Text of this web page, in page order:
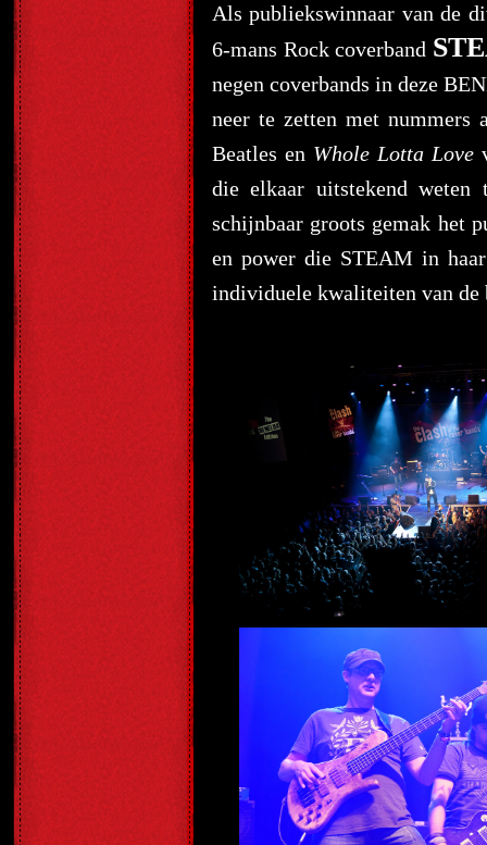
Als publiekswinnaar van de
6-mans Rock coverband
negen coverbands in deze
neer te zetten met nummers
Beatles en Whole Lotta Love
die elkaar uitstekend weten
schijnbaar groots gemak het
en power die STEAM in
individuele kwaliteiten van de